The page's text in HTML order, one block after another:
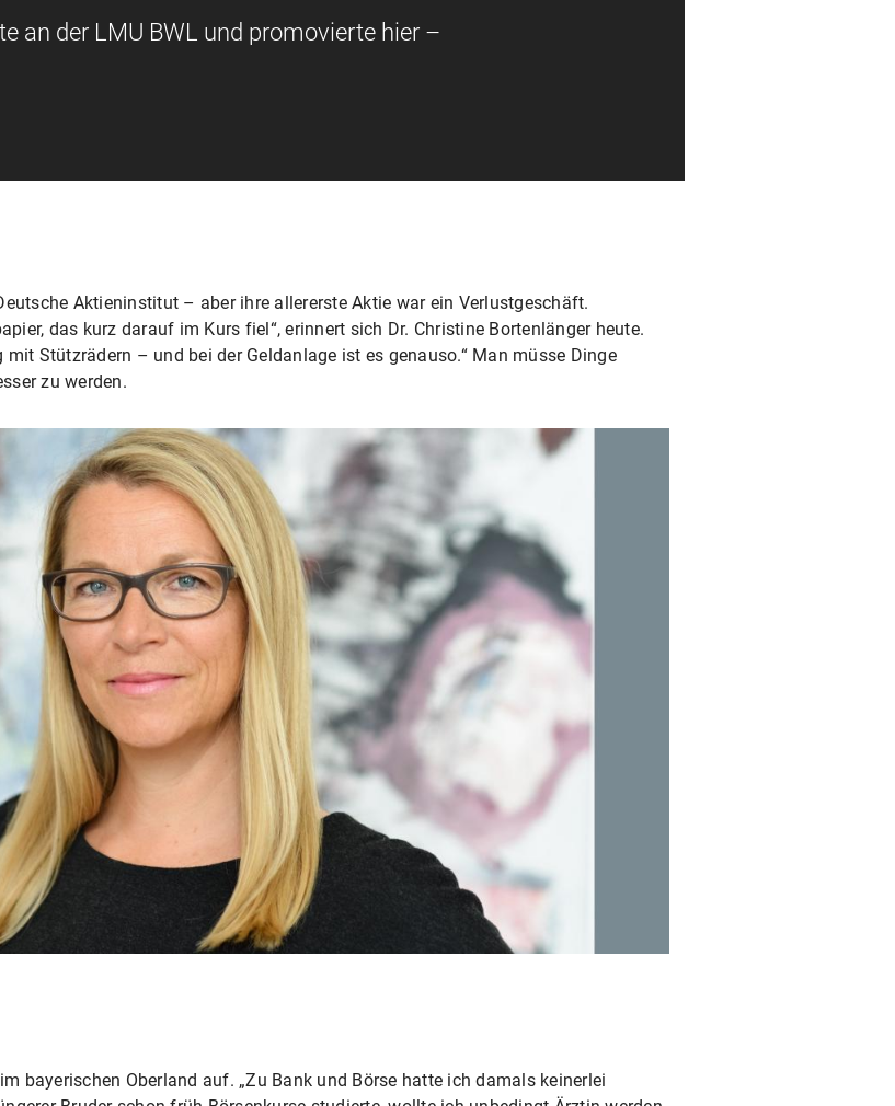
an der LMU BWL und promovierte hier –
Aktieninstitut – aber ihre allererste Aktie war ein Verlustgeschäft.
das kurz darauf im Kurs fiel“, erinnert sich Dr. Christine Bortenlänger heute.
Stützrädern – und bei der Geldanlage ist es genauso.“ Man müsse Dinge
zu werden.
bayerischen Oberland auf. „Zu Bank und Börse hatte ich damals keinerlei